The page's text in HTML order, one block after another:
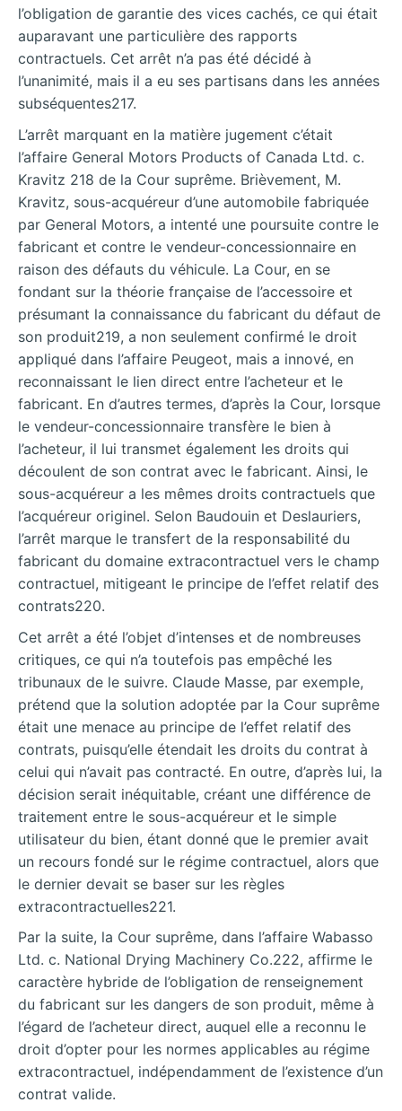
l’obligation de garantie des vices cachés, ce qui était
auparavant une particulière des rapports
contractuels. Cet arrêt n’a pas été décidé à
l’unanimité, mais il a eu ses partisans dans les années
subséquentes217.
L’arrêt marquant en la matière jugement c’était
l’affaire General Motors Products of Canada Ltd. c.
Kravitz 218 de la Cour suprême. Brièvement, M.
Kravitz, sous-acquéreur d’une automobile fabriquée
par General Motors, a intenté une poursuite contre le
fabricant et contre le vendeur-concessionnaire en
raison des défauts du véhicule. La Cour, en se
fondant sur la théorie française de l’accessoire et
présumant la connaissance du fabricant du défaut de
son produit219, a non seulement confirmé le droit
appliqué dans l’affaire Peugeot, mais a innové, en
reconnaissant le lien direct entre l’acheteur et le
fabricant. En d’autres termes, d’après la Cour, lorsque
le vendeur-concessionnaire transfère le bien à
l’acheteur, il lui transmet également les droits qui
découlent de son contrat avec le fabricant. Ainsi, le
sous-acquéreur a les mêmes droits contractuels que
l’acquéreur originel. Selon Baudouin et Deslauriers,
l’arrêt marque le transfert de la responsabilité du
fabricant du domaine extracontractuel vers le champ
contractuel, mitigeant le principe de l’effet relatif des
contrats220.
Cet arrêt a été l’objet d’intenses et de nombreuses
critiques, ce qui n’a toutefois pas empêché les
tribunaux de le suivre. Claude Masse, par exemple,
prétend que la solution adoptée par la Cour suprême
était une menace au principe de l’effet relatif des
contrats, puisqu’elle étendait les droits du contrat à
celui qui n’avait pas contracté. En outre, d’après lui, la
décision serait inéquitable, créant une différence de
traitement entre le sous-acquéreur et le simple
utilisateur du bien, étant donné que le premier avait
un recours fondé sur le régime contractuel, alors que
le dernier devait se baser sur les règles
extracontractuelles221.
Par la suite, la Cour suprême, dans l’affaire Wabasso
Ltd. c. National Drying Machinery Co.222, affirme le
caractère hybride de l’obligation de renseignement
du fabricant sur les dangers de son produit, même à
l’égard de l’acheteur direct, auquel elle a reconnu le
droit d’opter pour les normes applicables au régime
extracontractuel, indépendamment de l’existence d’un
contrat valide.